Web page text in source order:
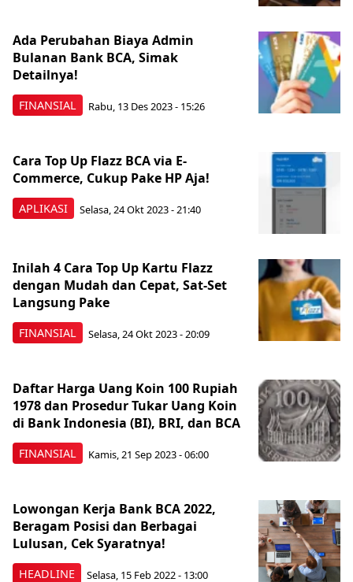
FINANSIAL
Ada Perubahan Biaya Admin
Bulanan Bank BCA, Simak
Detailnya!
Rabu, 13 Des 2023 - 15:26
APLIKASI
Cara Top Up Flazz BCA via E-
Commerce, Cukup Pake HP Aja!
Selasa, 24 Okt 2023 - 21:40
FINANSIAL
Inilah 4 Cara Top Up Kartu Flazz
dengan Mudah dan Cepat, Sat-Set
Langsung Pake
Selasa, 24 Okt 2023 - 20:09
FINANSIAL
Daftar Harga Uang Koin 100 Rupiah
1978 dan Prosedur Tukar Uang Koin
di Bank Indonesia (BI), BRI, dan BCA
Kamis, 21 Sep 2023 - 06:00
HEADLINE
Lowongan Kerja Bank BCA 2022,
Beragam Posisi dan Berbagai
Lulusan, Cek Syaratnya!
Selasa, 15 Feb 2022 - 13:00